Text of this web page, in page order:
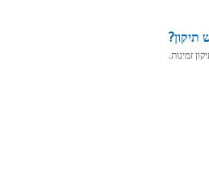
זמינות.